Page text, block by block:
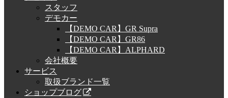
スタッフ
デモカー
【DEMO CAR】GR Supra
【DEMO CAR】GR86
【DEMO CAR】ALPHARD
会社概要
サービス
取扱ブランド一覧
ショップブログ